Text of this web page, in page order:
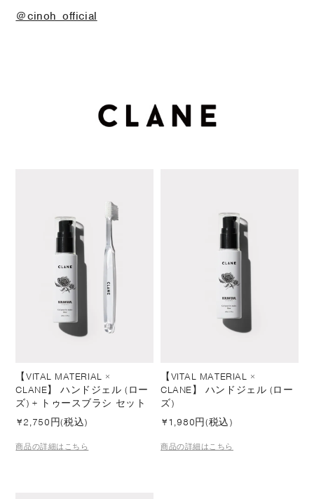
＠cinoh_official
【VITAL MATERIAL ×
CLANE】 ハンドジェル (ロー
ズ) + トゥースブラシ セット
¥2,750円(税込)
商品の詳細はこちら
【VITAL MATERIAL ×
CLANE】 ハンドジェル (ロー
ズ)
¥1,980円(税込)
商品の詳細はこちら